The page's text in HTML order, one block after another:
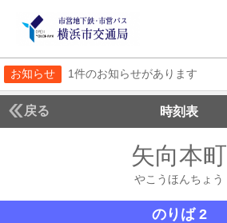
お知らせ 1件のお知らせがあります
戻る 時刻表
矢向本町
やこうほんちょう
のりば 2